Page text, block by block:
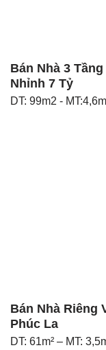
Bán Nhà 3
Nhỉnh 7 Tỷ
DT: 99m2 -
Bán Nhà Riêng
Phúc La
DT: 61m² – MT: